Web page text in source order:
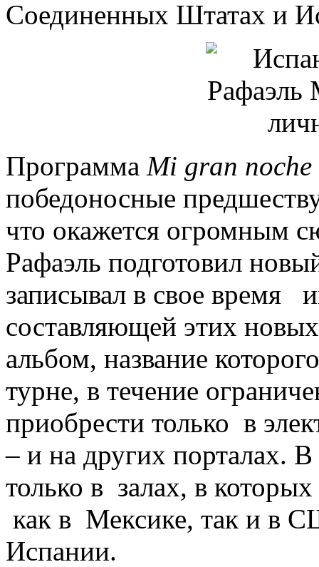
Соединенных Штатах и
Программа Mi gran noche
победоносные
что окажется огромным
Рафаэль подготовил
записывал в свое время
составляющей этих
альбом, название
турне, в течение
приобрести только в
– и на других порталах.
только в залах, в
как в Мексике, так и в
Испании.